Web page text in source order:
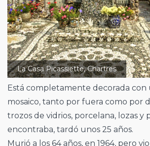
La Casa Picassiette, Chartres
Está completamente decorada con
mosaico, tanto por fuera como por
trozos de vidrios, porcelana, lozas y
encontraba, tardó unos 25 años.
Murió a los 64 años, en 1964, pero